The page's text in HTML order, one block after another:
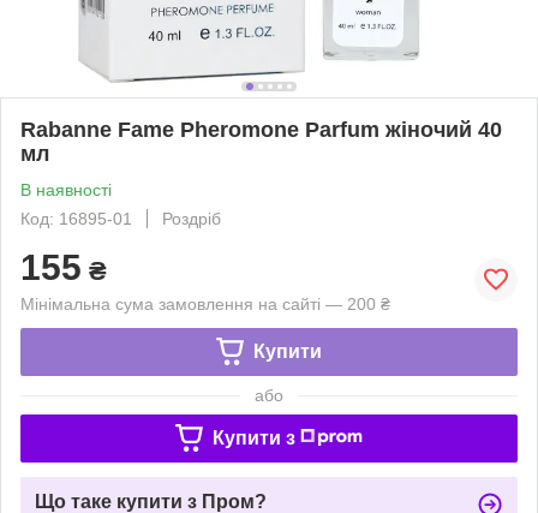
Rabanne Fame Pheromone Parfum жіночий 40
мл
В наявності
Код: 16895-01
Роздріб
155 ₴
Мінімальна сума замовлення на сайті — 200 ₴
Купити
або
Купити з
Що таке купити з Пром?